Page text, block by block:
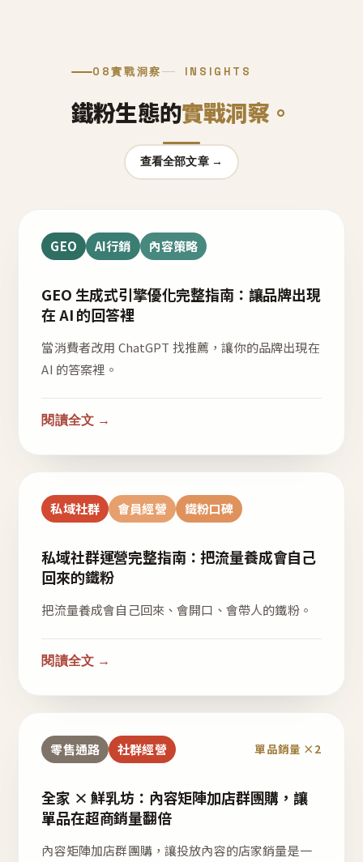
08實戰洞察 INSIGHTS
鐵粉生態的實戰洞察。
查看全部文章 →
GEO AI行銷 內容策略
GEO 生成式引擎優化完整指南：讓品牌出現
在 AI 的回答裡
當消費者改用 ChatGPT 找推薦，讓你的品牌出現在
AI 的答案裡。
閱讀全文 →
私域社群 會員經營 鐵粉口碑
私域社群運營完整指南：把流量養成會自己
回來的鐵粉
把流量養成會自己回來、會開口、會帶人的鐵粉。
閱讀全文 →
零售通路 社群經營 單品銷量 ×2
全家 × 鮮乳坊：內容矩陣加店群團購，讓
單品在超商銷量翻倍
內容矩陣加店群團購，讓投放內容的店家銷量是一